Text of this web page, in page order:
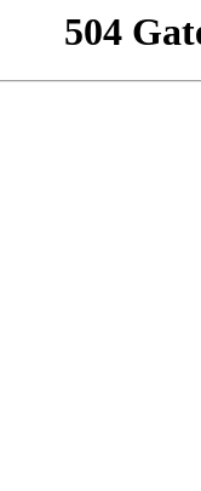
504